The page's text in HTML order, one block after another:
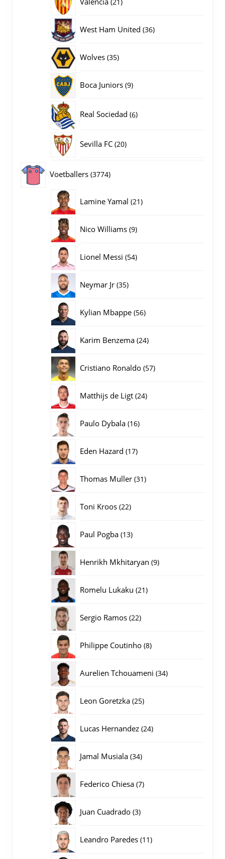
West Ham United 3636
Wolves 3535
Boca Juniors 99
Real Sociedad 66
Sevilla FC 2020
Voetballers 37743774
Lamine Yamal 2121
Nico Williams 99
Lionel Messi 5454
Neymar Jr 3535
Kylian Mbappe 5656
Karim Benzema 2424
Cristiano Ronaldo 5757
Matthijs de Ligt 2424
Paulo Dybala 1616
Eden Hazard 1717
Thomas Muller 3131
Toni Kroos 2222
Paul Pogba 1313
Henrikh Mkhitaryan 99
Romelu Lukaku 2121
Sergio Ramos 2222
Philippe Coutinho 88
Aurelien Tchouameni 3434
Leon Goretzka 2525
Lucas Hernandez 2424
Jamal Musiala 3434
Federico Chiesa 77
Juan Cuadrado 33
Leandro Paredes 1111